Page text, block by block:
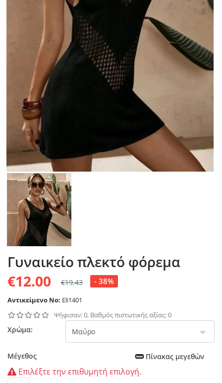
Γυναικείο πλεκτό φόρεμα
€12.00
€19.43 - 38%
Αντικείμενο No: Eli1401
Ψήφισαν: 0, Βαθμός πιστωτικής αξίας: 0
Χρώμα:
Μέγεθος Πίνακας μεγεθών
Επιλέξτε την επιθυμητή επιλογή.